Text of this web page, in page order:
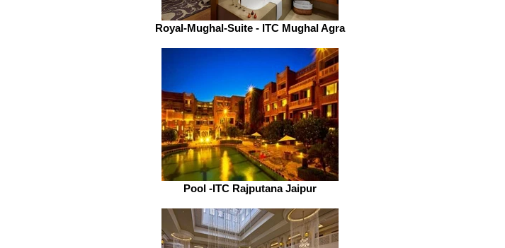
Royal-Mughal-Suite - ITC Mughal Agra
Pool -ITC Rajputana Jaipur